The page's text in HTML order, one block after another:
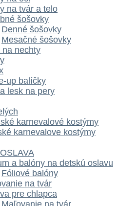
na tvár a telo
šošovky
Denné šošovky
Mesačné šošovky
na nechty
up balíčky
lesk na pery
karnevalové kostýmy
karnevalove kostýmy
a balóny na detskú oslavu
Fóliové balóny
na tvár
pre chlapca
Maľovanie na tvár